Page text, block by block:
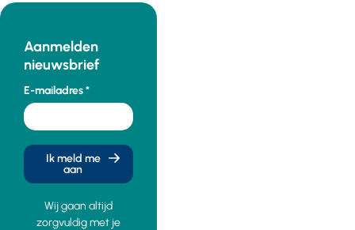
Aanmelden
nieuwsbrief
E-mailadres
Ik meld me
aan
Wij gaan altijd
zorgvuldig met je